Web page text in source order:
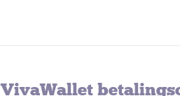
VivaWallet